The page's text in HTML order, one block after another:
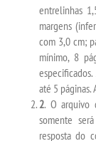
REEMBOLSO
DESTAQUES
entrelinhas
margens
com 3,0 cm;
mínimo, 8
até 5 páginas.
2. O arquivo
somente
resposta do